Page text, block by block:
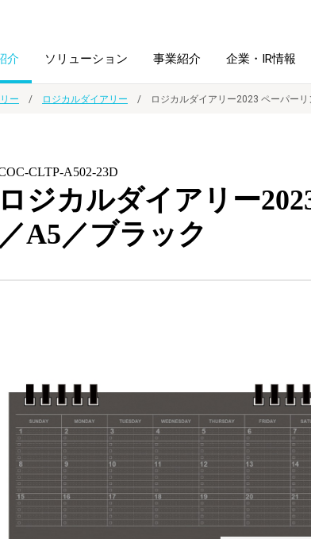
介
ノート・紙製品
ファイル・
ホルダー用品
新製品一覧
ソリューション
学校ソリューション
事業紹介 企業・IR情報
沿革
ー ロジカルダイアリー ロジカルダイアリー2023 ペーパー
CLTP-A502-23D
ロジカルダイアリー
／A5／ブラック